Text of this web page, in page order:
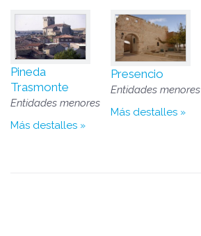
Pineda
Trasmonte
Entidades menores
Más destalles
Presencio
Entidades menores
Más destalles